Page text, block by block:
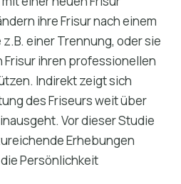
ihre Frisur nach einem
einer Trennung, oder sie
Frisur ihren professionellen
Indirekt zeigt sich
des Friseurs weit über
Vor dieser Studie
Erhebungen
Persönlichkeit